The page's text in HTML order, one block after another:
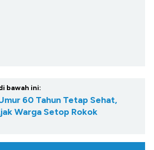
bawah ini:
60 Tahun Tetap Sehat,
Warga Setop Rokok